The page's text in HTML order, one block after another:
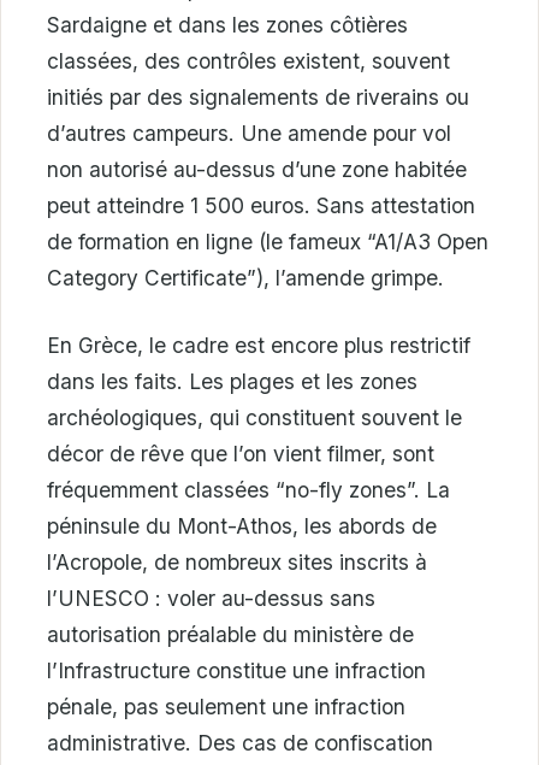
Sardaigne et dans les zones côtières
classées, des contrôles existent, souvent
initiés par des signalements de riverains ou
d’autres campeurs. Une amende pour vol
non autorisé au-dessus d’une zone habitée
peut atteindre 1 500 euros. Sans attestation
de formation en ligne (le fameux “A1/A3 Open
Category Certificate”), l’amende grimpe.
En Grèce, le cadre est encore plus restrictif
dans les faits. Les plages et les zones
archéologiques, qui constituent souvent le
décor de rêve que l’on vient filmer, sont
fréquemment classées “no-fly zones”. La
péninsule du Mont-Athos, les abords de
l’Acropole, de nombreux sites inscrits à
l’UNESCO : voler au-dessus sans
autorisation préalable du ministère de
l’Infrastructure constitue une infraction
pénale, pas seulement une infraction
administrative. Des cas de confiscation